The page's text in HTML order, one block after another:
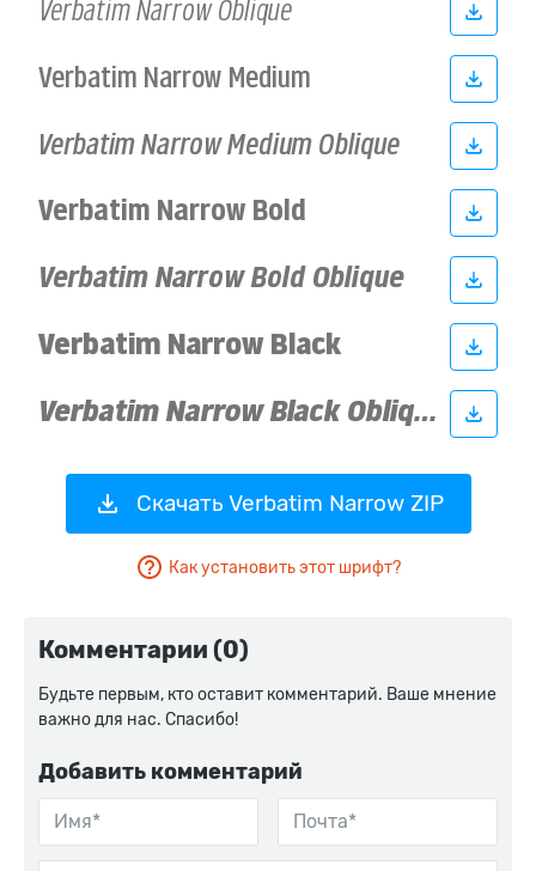
Скачать Verbatim Narrow ZIP
Как установить этот шрифт?
Комментарии (0)
Будьте первым, кто оставит комментарий. Ваше мнение
важно для нас. Спасибо!
Добавить комментарий